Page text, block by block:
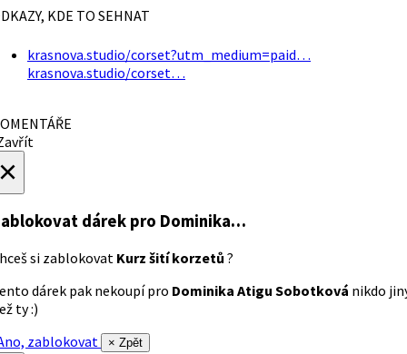
KDE TO SEHNAT
krasnova.studio/corset?utm_medium=paid…
krasnova.studio/corset…
dárek pro Dominika…
si zablokovat Kurz šití korzetů ?
dárek pak nekoupí pro Dominika Atigu Sobotková nikdo
ty :)
zablokovat
× Zpět